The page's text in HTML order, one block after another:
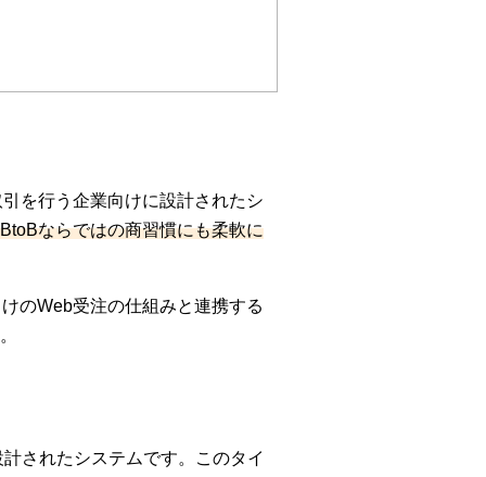
を行う企業向けに設計されたシ
ならではの商習慣にも柔軟に
のWeb受注の仕組みと連携する
されたシステムです。このタイ